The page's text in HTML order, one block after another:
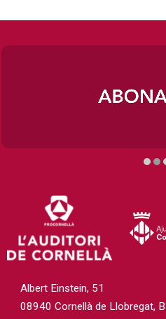
Albert Einstein, 51
08940 Cornellà de Llobregat,